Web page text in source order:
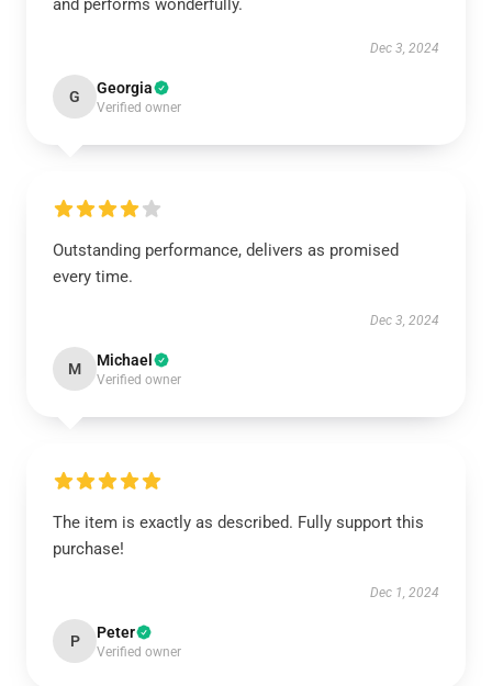
and performs wonderfully.
Dec 3, 2024
G Georgia
Verified owner
Outstanding performance, delivers as promised
every time.
Dec 3, 2024
M Michael
Verified owner
The item is exactly as described. Fully support this
purchase!
Dec 1, 2024
P Peter
Verified owner